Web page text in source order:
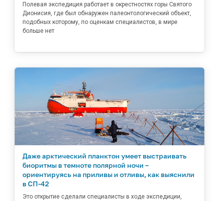
Полевая экспедиция работает в окрестностях горы Святого
Дионисия, где был обнаружен палеонтологический объект,
подобных которому, по оценкам специалистов, в мире
больше нет
Даже арктический планктон умеет выстраивать
биоритмы в темноте полярной ночи –
ориентируясь на приливы и отливы, как выяснили
в СП-42
Это открытие сделали специалисты в ходе экспедиции,